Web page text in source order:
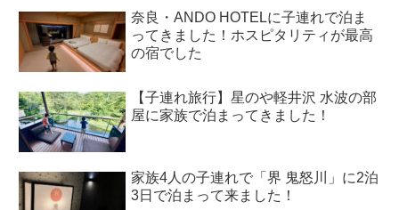
奈良・ANDO HOTELに子連れで泊ま
ってきました！ホスピタリティが最高
の宿でした
【子連れ旅行】星のや軽井沢 水波の部
屋に家族で泊まってきました！
家族4人の子連れで「界 鬼怒川」に2泊
3日で泊まって来ました！